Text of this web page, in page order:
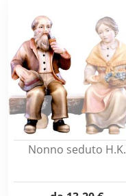
Nonno seduto H.K.